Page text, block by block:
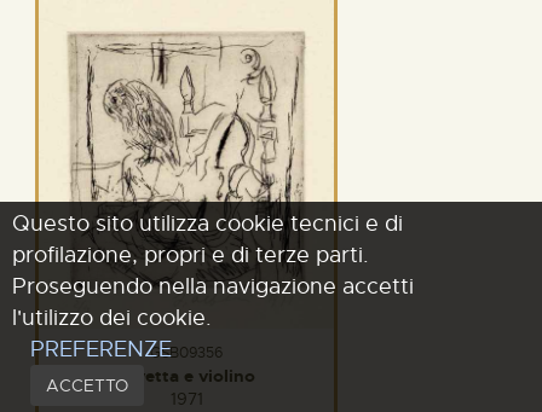
GSB09356
Civetta e violino
1971
Questo sito utilizza cookie tecnici e di
profilazione, propri e di terze parti.
Proseguendo nella navigazione accetti
l'utilizzo dei cookie.
PREFERENZE
ACCETTO